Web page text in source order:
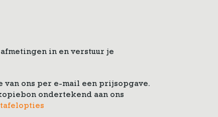
in en verstuur je
ons per e-mail een prijsopgave.
ondertekend aan ons
tafelopties